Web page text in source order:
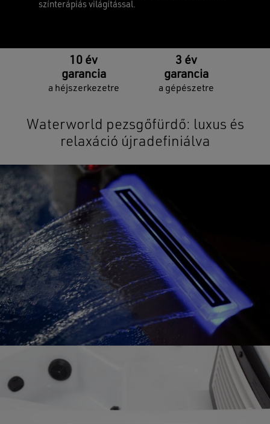
színterápiás világítással.
10 év
garancia
a héjszerkezetre
3 év
garancia
a gépészetre
Waterworld pezsgőfürdő: luxus és
relaxáció újradefiniálva